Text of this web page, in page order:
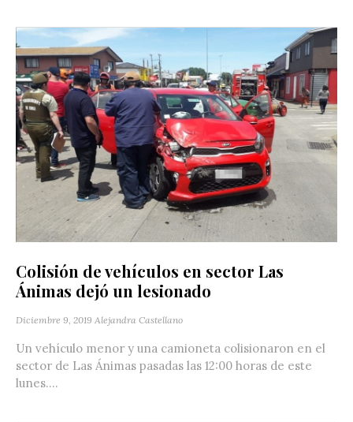
Colisión de vehículos en sector Las
Ánimas dejó un lesionado
Diciembre 9, 2019 Alejandra Castellano
Un vehículo menor y una camioneta colisionaron en el
sector de Las Ánimas pasadas las 12:00 horas de este
lunes....